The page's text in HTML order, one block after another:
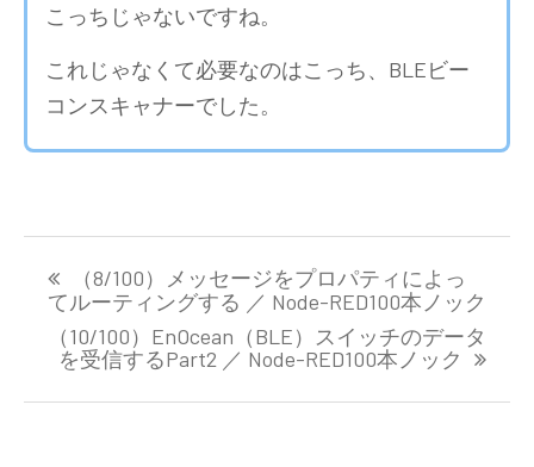
こっちじゃないですね。
これじゃなくて必要なのはこっち、BLEビー
コンスキャナーでした。
ー
（8/100）メッセージをプロパティによっ
てルーティングする ／ Node-RED100本ノック
（10/100）EnOcean（BLE）スイッチのデータ
を受信するPart2 ／ Node-RED100本ノック